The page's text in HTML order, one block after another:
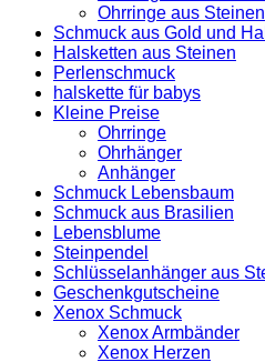
Ohrringe aus Steinen
Schmuck aus Gold und
Halsketten aus Steinen
Perlenschmuck
halskette für babys
Kleine Preise
Ohrringe
Ohrhänger
Anhänger
Schmuck Lebensbaum
Schmuck aus Brasilien
Lebensblume
Steinpendel
Schlüsselanhänger aus
Geschenkgutscheine
Xenox Schmuck
Xenox Armbänder
Xenox Herzen